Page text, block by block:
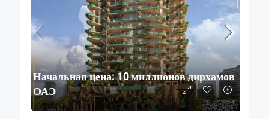
Начальная цена: 10 миллионов дирхамов
ОАЭ